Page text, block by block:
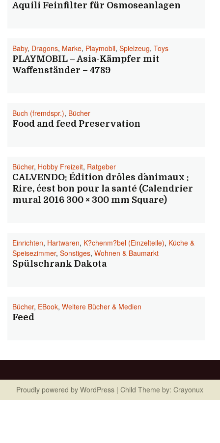
Aquili Feinfilter für Osmoseanlagen
Baby, Dragons, Marke, Playmobil, Spielzeug, Toys
PLAYMOBIL – Asia-Kämpfer mit
Waffenständer – 4789
Buch (fremdspr.), Bücher
Food and feed Preservation
Bücher, Hobby Freizeit, Ratgeber
CALVENDO: Édition drôles d´animaux :
Rire, c´est bon pour la santé (Calendrier
mural 2016 300 × 300 mm Square)
Einrichten, Hartwaren, K?chenm?bel (Einzelteile), Küche &
Speisezimmer, Sonstiges, Wohnen & Baumarkt
Spülschrank Dakota
Bücher, EBook, Weitere Bücher & Medien
Feed
Proudly powered by WordPress | Child Theme by: Crayonux